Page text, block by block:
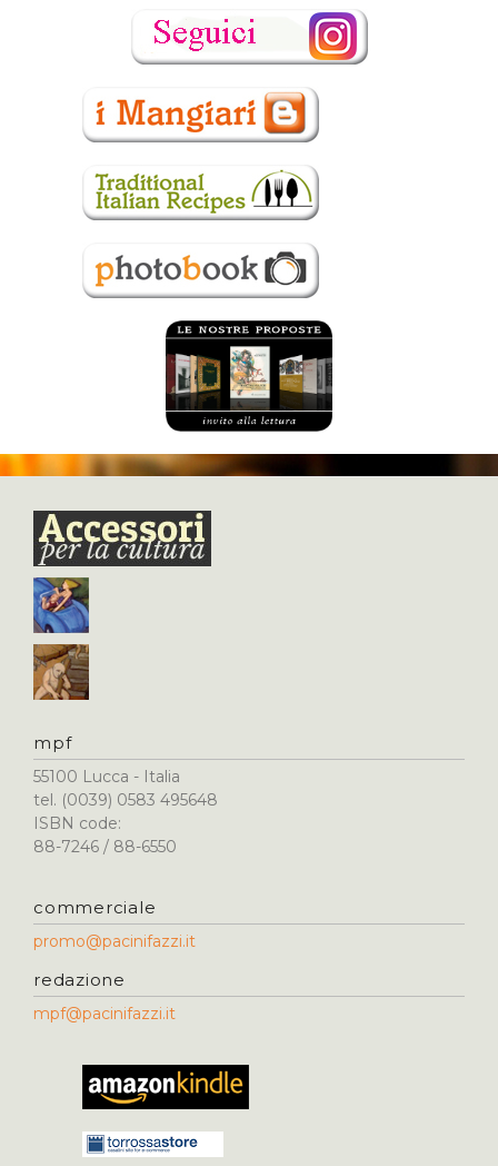
mpf
55100 Lucca - Italia
tel. (0039) 0583 495648
ISBN code:
88-7246 / 88-6550
commerciale
promo@pacinifazzi.it
redazione
mpf@pacinifazzi.it